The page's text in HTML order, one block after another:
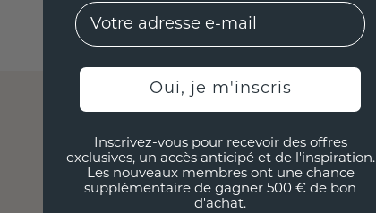
EMail
Oui, je m'inscris
Inscrivez-vous pour recevoir des offres
exclusives, un accès anticipé et de l'inspiration.
Les nouveaux membres ont une chance
supplémentaire de gagner 500 € de bon
d'achat.